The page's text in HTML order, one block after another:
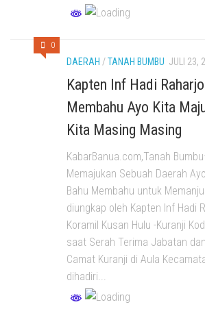
0
DAERAH /TANAH BUMBU JULI 23,
Kapten Inf Hadi
Membahu Ayo Kita
Kita Masing Masing
KabarBanua.com,Tanah
Memajukan Sebuah Daerah
Bahu Membahu untuk
diungkap oleh Kapten Inf Hadi
Koramil Kusan Hulu -Kuranji
saat Serah Terima Jabatan
Camat Kuranji di Aula
dihadiri...